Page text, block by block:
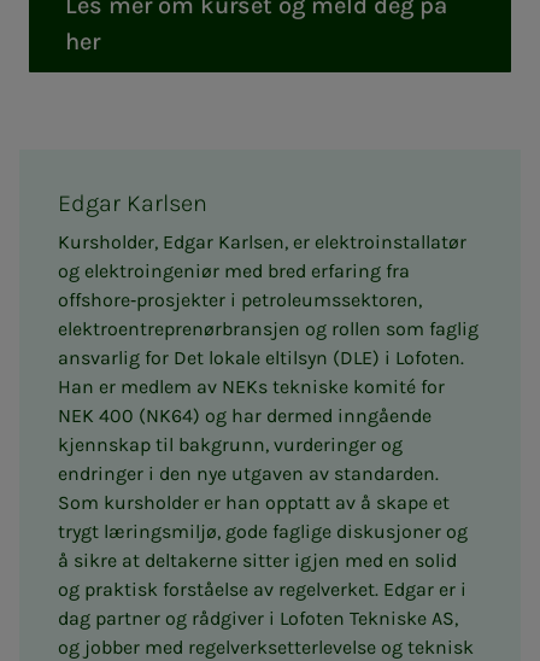
her
Edgar Karlsen
Kursholder, Edgar Karlsen, er elektroinstallatør
og elektroingeniør med bred erfaring fra
offshore‑prosjekter i petroleumssektoren,
elektroentreprenørbransjen og rollen som faglig
ansvarlig for Det lokale eltilsyn (DLE) i Lofoten.
Han er medlem av NEKs tekniske komité for
NEK 400 (NK64) og har dermed inngående
kjennskap til bakgrunn, vurderinger og
endringer i den nye utgaven av standarden.
Som kursholder er han opptatt av å skape et
trygt læringsmiljø, gode faglige diskusjoner og
å sikre at deltakerne sitter igjen med en solid
og praktisk forståelse av regelverket. Edgar er i
dag partner og rådgiver i Lofoten Tekniske AS,
og jobber med regelverksetterlevelse og teknisk